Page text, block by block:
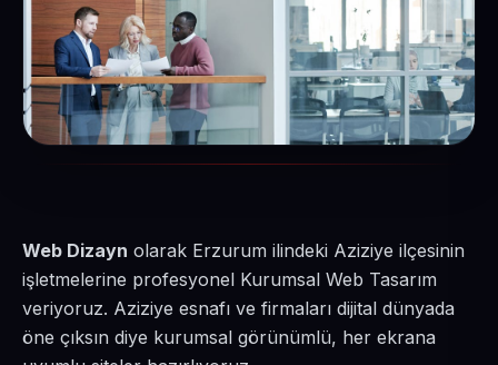
Web Dizayn olarak Erzurum ilindeki Aziziye ilçesinin
işletmelerine profesyonel Kurumsal Web Tasarım
veriyoruz. Aziziye esnafı ve firmaları dijital dünyada
öne çıksın diye kurumsal görünümlü, her ekrana